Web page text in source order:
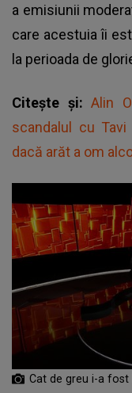
a emisiunii
care acestuia îi
la perioada de
Citește și: Alin
scandalul cu
dacă arăt a om
Cat de greu i-a fost